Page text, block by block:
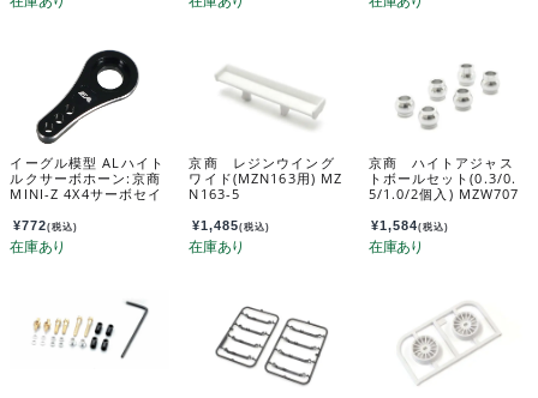
イーグル模型 ALハイト
ルクサーボホーン:京商
MINI-Z 4X4サーボセイ
¥772(税込)
京商 レジンウイング
ワイド(MZN163用) MZ
N163-5
¥1,485(税込)
京商 ハイトアジャス
トボールセット(0.3/0.
5/1.0/2個入) MZW707
¥1,584(税込)